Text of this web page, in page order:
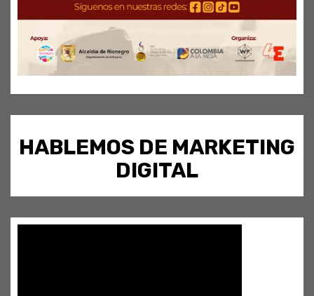
HABLEMOS DE MARKETING
DIGITAL